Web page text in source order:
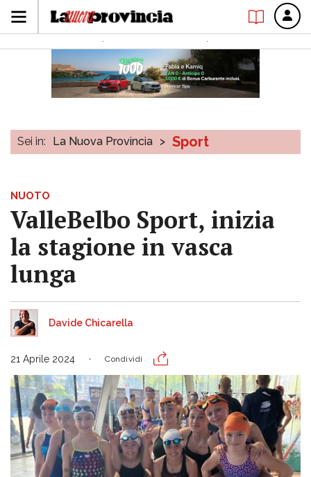
Sei in: La Nuova Provincia > Sport
NUOTO
ValleBelbo Sport, inizia
la stagione in vasca
lunga
Davide Chicarella
21 Aprile 2024 Condividi